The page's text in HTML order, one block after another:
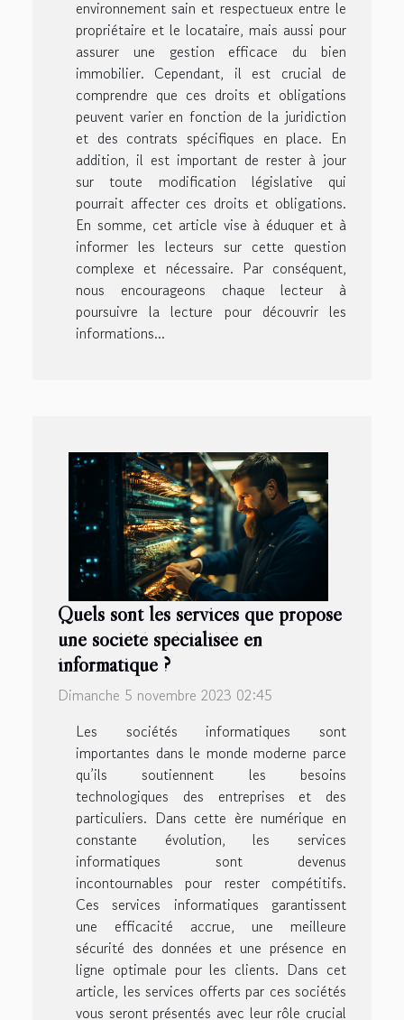
environnement sain et respectueux entre le
propriétaire et le locataire, mais aussi pour
assurer une gestion efficace du bien
immobilier. Cependant, il est crucial de
comprendre que ces droits et obligations
peuvent varier en fonction de la juridiction
et des contrats spécifiques en place. En
addition, il est important de rester à jour
sur toute modification législative qui
pourrait affecter ces droits et obligations.
En somme, cet article vise à éduquer et à
informer les lecteurs sur cette question
complexe et nécessaire. Par conséquent,
nous encourageons chaque lecteur à
poursuivre la lecture pour découvrir les
informations...
Quels sont les services que propose
une société spécialisée en
informatique ?
Dimanche 5 novembre 2023 02:45
Les sociétés informatiques sont
importantes dans le monde moderne parce
qu’ils soutiennent les besoins
technologiques des entreprises et des
particuliers. Dans cette ère numérique en
constante évolution, les services
informatiques sont devenus
incontournables pour rester compétitifs.
Ces services informatiques garantissent
une efficacité accrue, une meilleure
sécurité des données et une présence en
ligne optimale pour les clients. Dans cet
article, les services offerts par ces sociétés
vous seront présentés avec leur rôle crucial